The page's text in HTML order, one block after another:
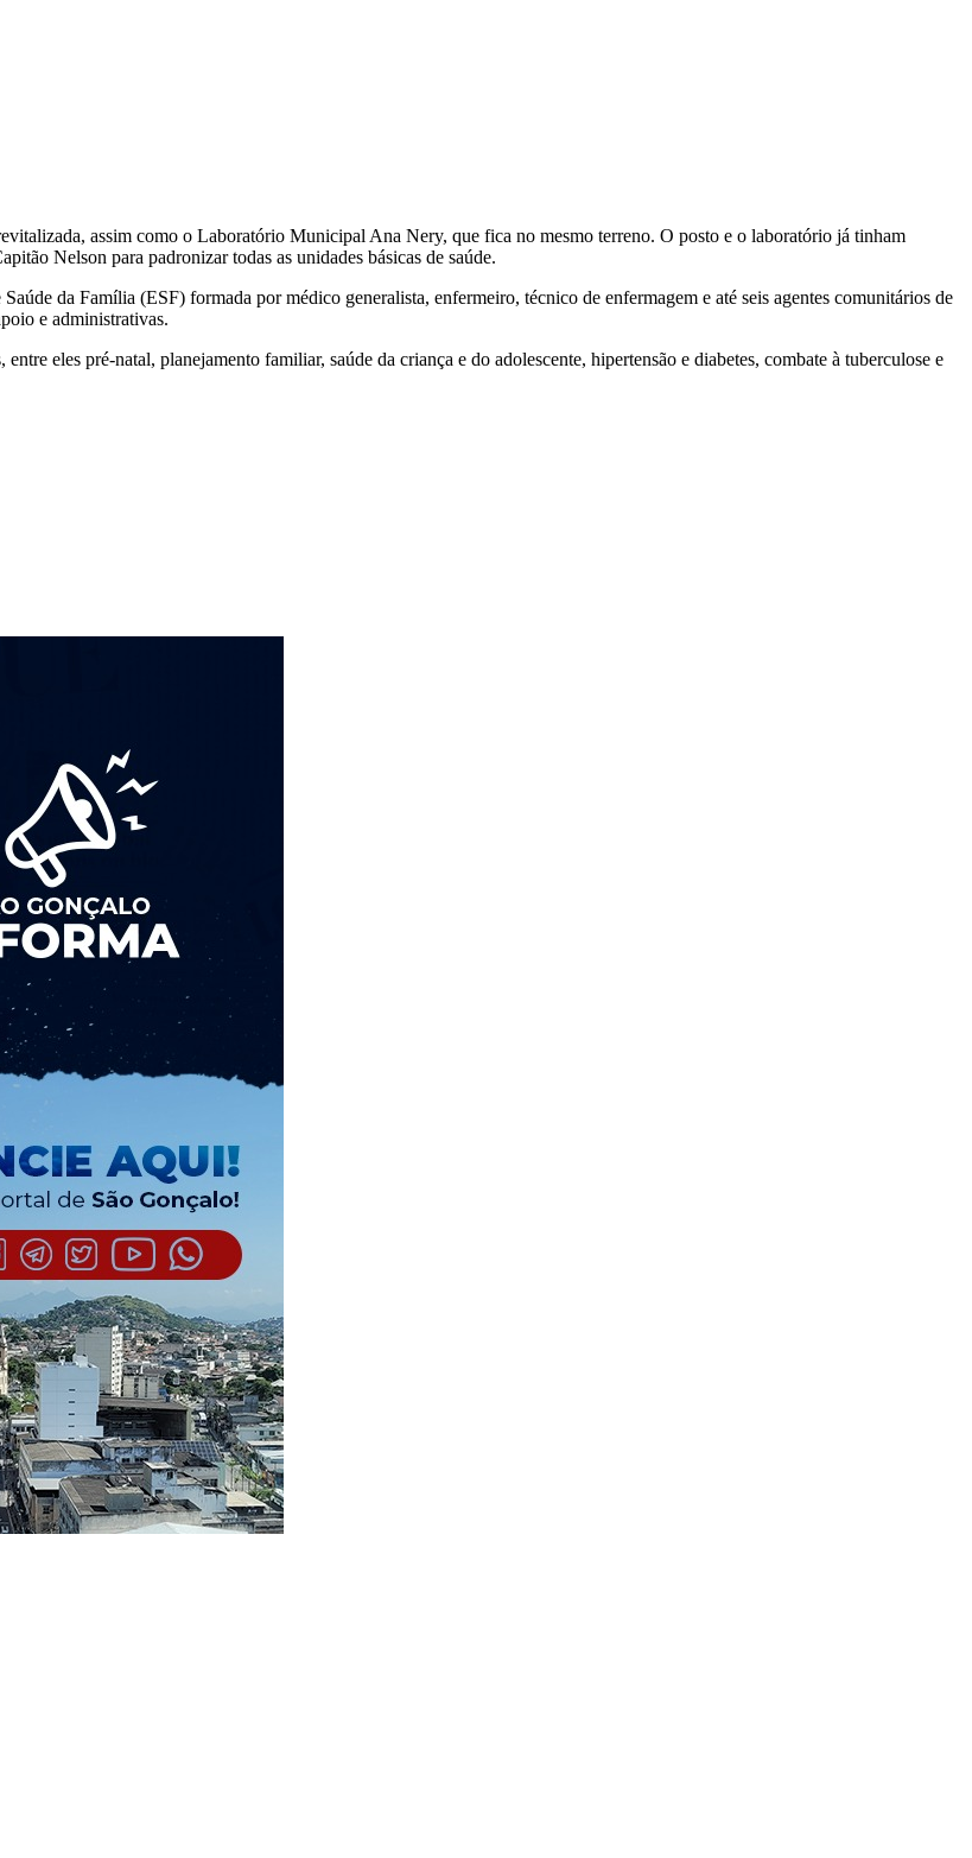
assim como o Laboratório Municipal Ana Nery, que fica no mesmo terreno. O posto e o laboratório já tinham
Nelson para padronizar todas as unidades básicas de saúde.
da Família (ESF) formada por médico generalista, enfermeiro, técnico de enfermagem e até seis agentes comunitários de
e administrativas.
eles pré-natal, planejamento familiar, saúde da criança e do adolescente, hipertensão e diabetes, combate à tuberculose e